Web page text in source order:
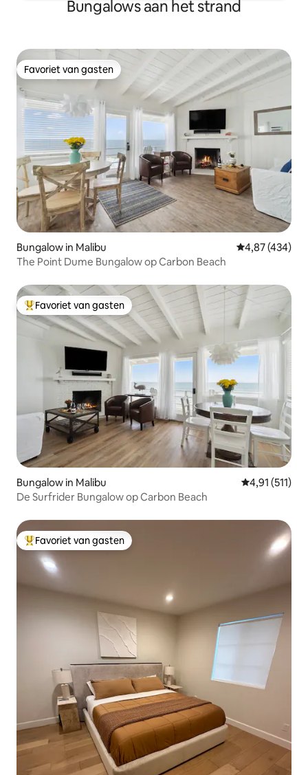
Bungalows aan het strand
Favoriet van gasten
Favoriet van gasten
Bungalow in Malibu Gemiddelde
4,87 (434)
The Point Dume Bungalow op Carbon Beach
Topfavoriet van gasten
Favoriet van gasten
Bungalow in Malibu Gemiddelde
4,91 (511)
De Surfrider Bungalow op Carbon Beach
Topfavoriet van gasten
Favoriet van gasten